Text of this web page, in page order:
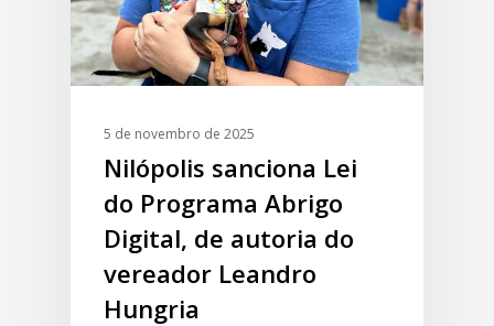
5 de novembro de 2025
Nilópolis sanciona Lei
do Programa Abrigo
Digital, de autoria do
vereador Leandro
Hungria